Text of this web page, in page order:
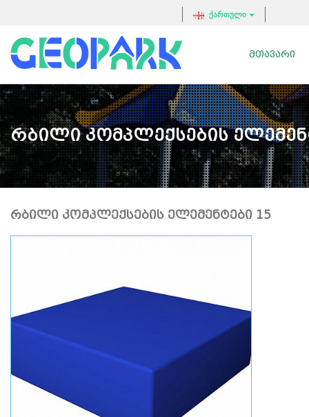
ქართული
ᲛᲗᲐᲕᲐᲠᲘ
Რბილი Კომპლექსების
ᲠᲑᲘᲚᲘ ᲙᲝᲛᲞᲚᲔᲥᲡᲔᲑᲘᲡ ᲔᲚᲔᲛᲔᲜᲢᲔᲑᲘ 15